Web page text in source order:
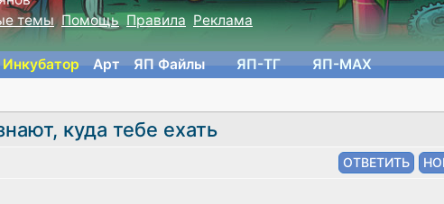
темы Помощь Правила Реклама
Инкубатор Арт ЯП Файлы ЯП-TГ
ЯП-MAX
куда тебе ехать